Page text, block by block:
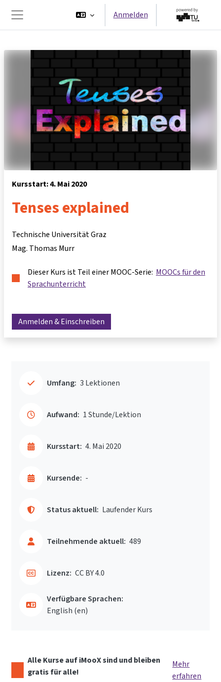
Website-Übersicht
Anmelden
Kursstart: 4. Mai 2020
Tenses explained
Technische Universität Graz
Mag. Thomas Murr
Dieser Kurs ist Teil einer MOOC-Serie: MOOCs für den
Sprachunterricht
Anmelden & Einschreiben
Umfang: 3 Lektionen
Aufwand: 1 Stunde/Lektion
Kursstart: 4. Mai 2020
Kursende: -
Status aktuell: Laufender Kurs
Teilnehmende aktuell: 489
Lizenz: CC BY 4.0
Verfügbare Sprachen:
English ‎(en)‎
Alle Kurse auf iMooX sind und bleiben
gratis für alle!
Mehr
erfahren